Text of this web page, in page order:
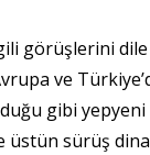
görüşlerini
ve
gibi yepyeni
üstün sürüş